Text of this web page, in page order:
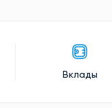
Вклады